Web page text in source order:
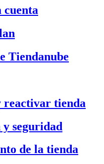
cuenta
Tiendanube
reactivar tienda
seguridad
de la tienda